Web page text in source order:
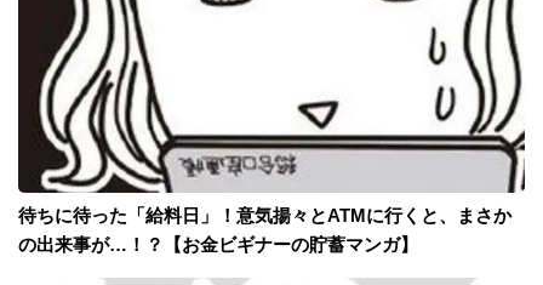
待ちに待った「給料日」！意気揚々とATMに行くと、まさか
の出来事が…！？【お金ビギナーの貯蓄マンガ】